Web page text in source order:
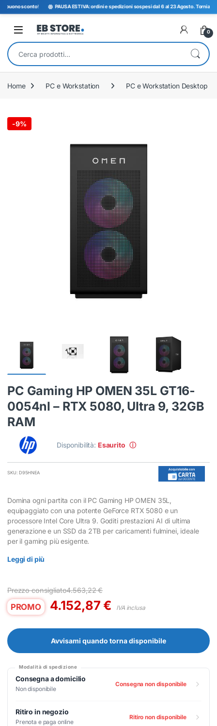
sconto! PAUSA ESTIVA: ordini e spedizioni sospesi dal 6 al 23 Agosto. Torniamo
Open 0
Cerca:
Home PC e Workstation PC e Workstation Desktop
-9%
PC Gaming HP OMEN 35L GT16-
0054nl – RTX 5080, Ultra 9, 32GB
RAM
Disponibilità: Esaurito ⓘ
SKU: D95HNEA
Domina ogni partita con il PC Gaming HP OMEN 35L,
equipaggiato con una potente GeForce RTX 5080 e un
processore Intel Core Ultra 9. Goditi prestazioni AI di ultima
generazione e un SSD da 2TB per caricamenti fulminei, ideale
per il gaming più esigente.
Leggi di più
Prezzo consigliato4.563,22€
PROMO 4.152,87€ IVA inclusa
Avvisami quando torna disponibile
Modalità di spedizione
Consegna a domicilio
Non disponibile
Consegna non disponibile
Ritiro in negozio
Prenota e paga online
Ritiro non disponibile